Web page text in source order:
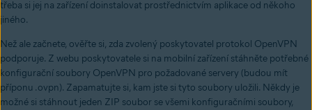
třeba si jej na zařízení doinstalovat prostřednictvím aplikace od někoho
jiného.
Než ale začnete, ověřte si, zda zvolený poskytovatel protokol OpenVPN
podporuje. Z webu poskytovatele si na mobilní zařízení stáhněte potřebné
konfigurační soubory OpenVPN pro požadované servery (budou mít
příponu .ovpn). Zapamatujte si, kam jste si tyto soubory uložili. Někdy je
možné si stáhnout jeden ZIP soubor se všemi konfiguračními soubory,